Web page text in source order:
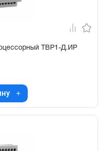
ТВР1-Д.ИР